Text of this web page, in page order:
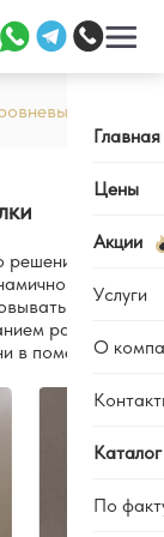
Главная
Цены
Акции
Услуги
О
Каталог
По
для
и
разных
в помещении.